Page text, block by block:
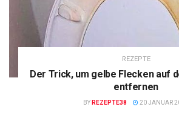
REZEPTE
Der Trick, um gelbe Flecken auf
entfernen
BY REZEPTE38 20 JANUAR